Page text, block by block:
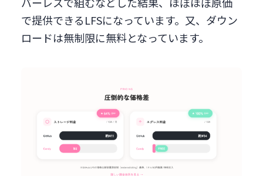
で提供できるLFSになっています。又、ダウン
ロードは無制限に無料となっています。